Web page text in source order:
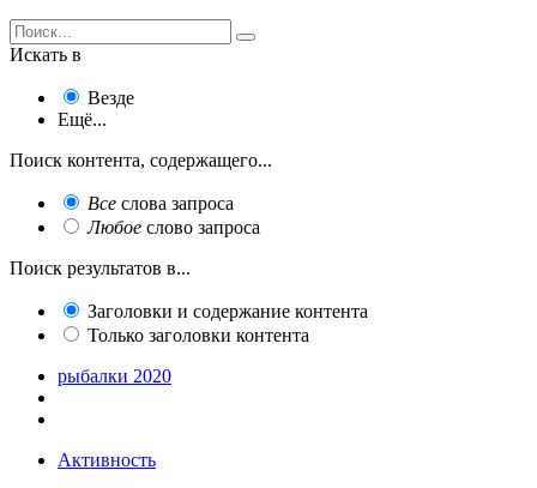
Искать в
Везде
Ещё...
Поиск контента, содержащего...
Все слова запроса
Любое слово запроса
Поиск результатов в...
Заголовки и содержание контента
Только заголовки контента
рыбалки 2020
Активность